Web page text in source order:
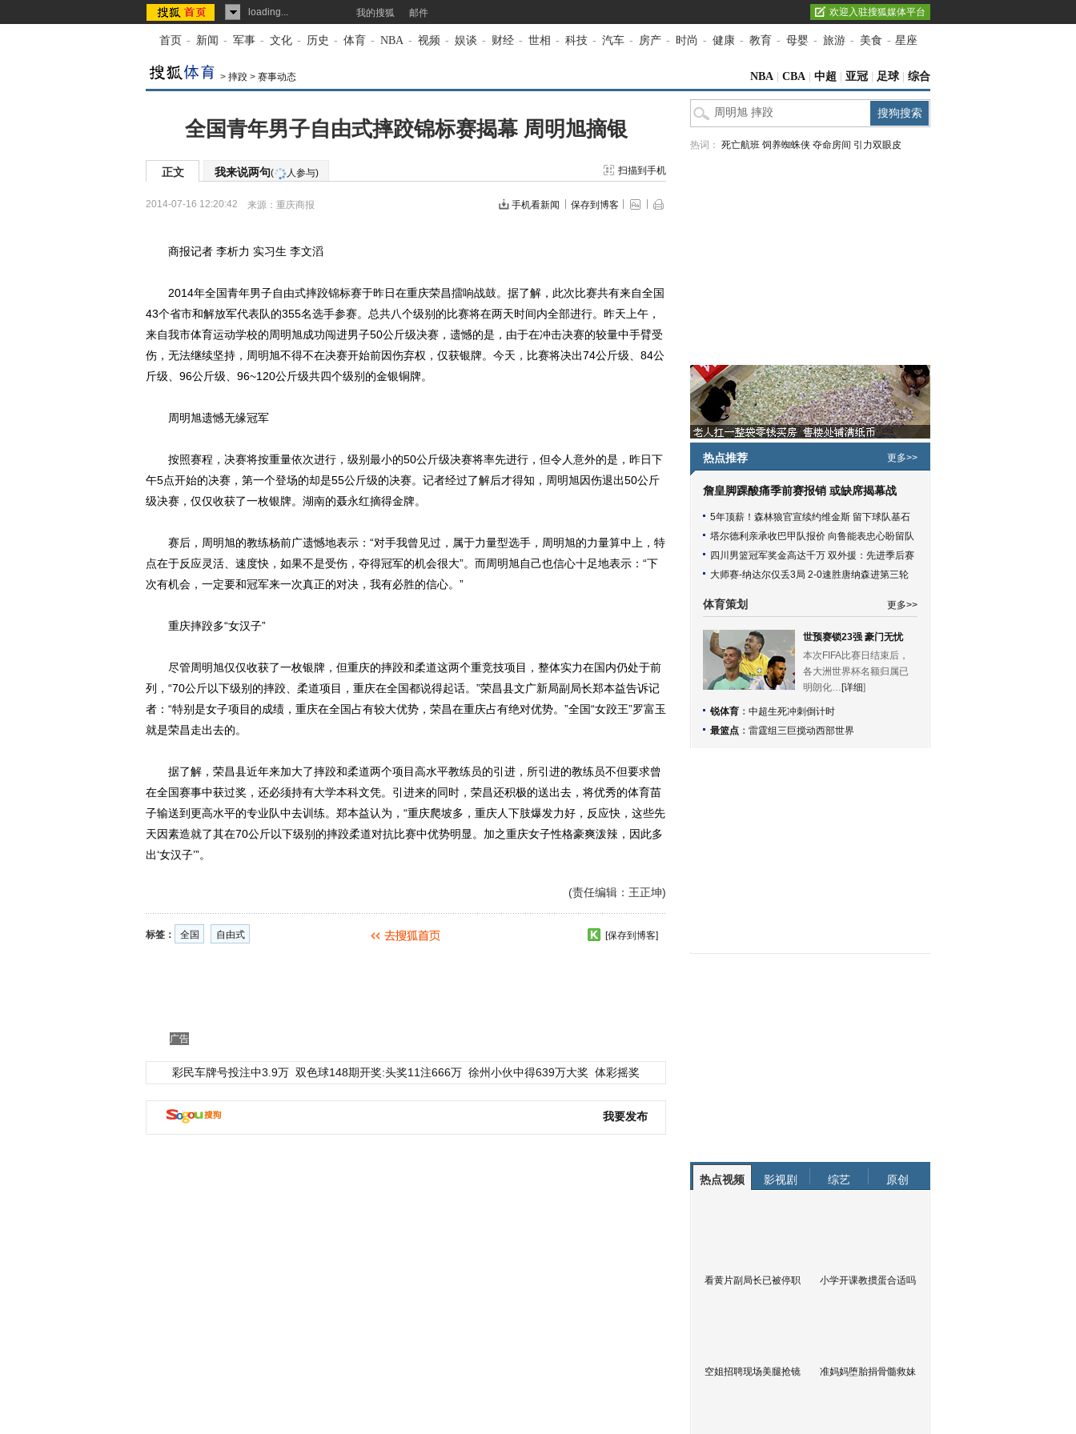
loading... 我的搜狐 邮件 欢迎入驻搜狐媒体平台
首页 - 新闻 - 军事 - 文化 - 历史 - 体育 - NBA - 视频 - 娱谈 - 财经 - 世相 - 科技 - 汽车 - 房产 - 时尚 - 健康 - 教育 - 母婴 - 旅游 - 美食 - 星座
> 摔跤 > 赛事动态 NBA CBA 中超 亚冠 足球 综合
全国青年男子自由式摔跤锦标赛揭幕 周明旭摘银
正文 我来说两句( 人参与) 扫描到手机
2014-07-16 12:20:42 来源： 重庆商报 手机看新闻 保存到博客
商报记者 李析力 实习生 李文滔
2014年全国青年男子自由式摔跤锦标赛于昨日在重庆荣昌擂响战鼓。据了解，此次比赛共有来自全国
43个省市和解放军代表队的355名选手参赛。总共八个级别的比赛将在两天时间内全部进行。昨天上午，
来自我市体育运动学校的周明旭成功闯进男子50公斤级决赛，遗憾的是，由于在冲击决赛的较量中手臂受
伤，无法继续坚持，周明旭不得不在决赛开始前因伤弃权，仅获银牌。今天，比赛将决出74公斤级、84公
斤级、96公斤级、96~120公斤级共四个级别的金银铜牌。
周明旭遗憾无缘冠军
按照赛程，决赛将按重量依次进行，级别最小的50公斤级决赛将率先进行，但令人意外的是，昨日下
午5点开始的决赛，第一个登场的却是55公斤级的决赛。记者经过了解后才得知，周明旭因伤退出50公斤
级决赛，仅仅收获了一枚银牌。湖南的聂永红摘得金牌。
赛后，周明旭的教练杨前广遗憾地表示：“对手我曾见过，属于力量型选手，周明旭的力量算中上，特
点在于反应灵活、速度快，如果不是受伤，夺得冠军的机会很大”。而周明旭自己也信心十足地表示：“下
次有机会，一定要和冠军来一次真正的对决，我有必胜的信心。”
重庆摔跤多“女汉子”
尽管周明旭仅仅收获了一枚银牌，但重庆的摔跤和柔道这两个重竞技项目，整体实力在国内仍处于前
列，“70公斤以下级别的摔跤、柔道项目，重庆在全国都说得起话。”荣昌县文广新局副局长郑本益告诉记
者：“特别是女子项目的成绩，重庆在全国占有较大优势，荣昌在重庆占有绝对优势。”全国“女跤王”罗富玉
就是荣昌走出去的。
据了解，荣昌县近年来加大了摔跤和柔道两个项目高水平教练员的引进，所引进的教练员不但要求曾
在全国赛事中获过奖，还必须持有大学本科文凭。引进来的同时，荣昌还积极的送出去，将优秀的体育苗
子输送到更高水平的专业队中去训练。郑本益认为，“重庆爬坡多，重庆人下肢爆发力好，反应快，这些先
天因素造就了其在70公斤以下级别的摔跤柔道对抗比赛中优势明显。加之重庆女子性格豪爽泼辣，因此多
出‘女汉子’”。
(责任编辑：王正坤)
标签： 全国 自由式 [保存到博客]
广告
彩民车牌号投注中3.9万 双色球148期开奖:头奖11注666万 徐州小伙中得639万大奖 体彩摇奖
我要发布
热词： 死亡航班 饲养蜘蛛侠 夺命房间 引力双眼皮
热点推荐 更多>>
詹皇脚踝酸痛季前赛报销 或缺席揭幕战
5年顶薪！森林狼官宣续约维金斯 留下球队基石
塔尔德利亲承收巴甲队报价 向鲁能表忠心盼留队
四川男篮冠军奖金高达千万 双外援：先进季后赛
大师赛-纳达尔仅丢3局 2-0速胜唐纳森进第三轮
体育策划 更多>>
世预赛锁23强 豪门无忧
本次FIFA比赛日结束后，
各大洲世界杯名额归属已
明朗化… [详细]
锐体育 ： 中超生死冲刺倒计时
最篮点 ： 雷霆组三巨搅动西部世界
热点视频 影视剧 综艺 原创
看黄片副局长已被停职 小学开课教掼蛋合适吗
空姐招聘现场美腿抢镜 准妈妈堕胎捐骨髓救妹